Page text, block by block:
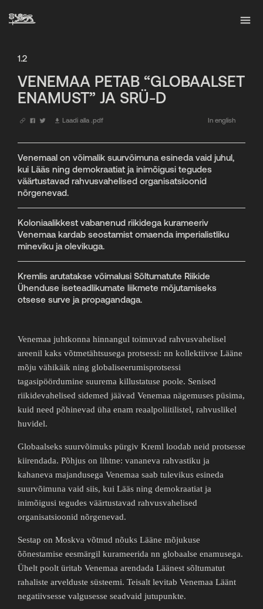
1.2
VENEMAA PETAB “GLOBAALSET
ENAMUST” JA SRÜ-D
Laadi alla .pdf In english
Venemaal on võimalik suurvõimuna esineda vaid juhul,
kui Lääs ning demokraatiat ja inimõigusi tegudes
väärtustavad rahvusvahelised organisatsioonid
nõrgenevad.
Koloniaalikkest vabanenud riikidega kurameeriv
Venemaa kardab seostamist omaenda imperialistliku
mineviku ja olevikuga.
Kremlis arutatakse võimalusi Sõltumatute Riikide
Ühenduse iseteadlikumate liikmete mõjutamiseks
otsese surve ja propagandaga.
Venemaa juhtkonna hinnangul toimuvad rahvusvahelisel
areenil kaks võtmetähtsusega protsessi: nn kollektiivse Lääne
mõju vähikäik ning globaliseerumisprotsessi
tagasipöördumine suurema killustatuse poole. Senised
riikidevahelised sidemed jäävad Venemaa nägemuses püsima,
kuid need põhinevad üha enam reaalpoliitilistel, rahvuslikel
huvidel.
Globaalseks suurvõimuks pürgiv Kreml loodab neid protsesse
kiirendada. Põhjus on lihtne: vananeva rahvastiku ja
kahaneva majandusega Venemaa saab tulevikus esineda
suurvõimuna vaid siis, kui Lääs ning demokraatiat ja
inimõigusi tegudes väärtustavad rahvusvahelised
organisatsioonid nõrgenevad.
Sestap on Moskva võtnud nõuks Lääne mõjukuse
õõnestamise eesmärgil kurameerida nn globaalse enamusega.
Ühelt poolt üritab Venemaa arendada Läänest sõltumatut
rahaliste arvelduste süsteemi. Teisalt levitab Venemaa Läänt
negatiivsesse valgusesse seadvaid jutupunkte.